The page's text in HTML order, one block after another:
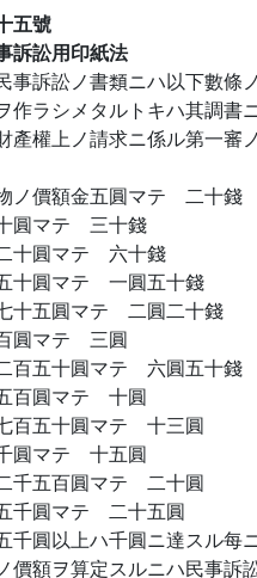
五號
訴訟用印紙法
事訴訟ノ書類ニハ以下數條
作ラシメタルトキハ其調書
產權上ノ請求ニ係ル第一審
ノ價額金五圓マテ 二十錢
圓マテ 三十錢
十圓マテ 六十錢
十圓マテ 一圓五十錢
五圓マテ 二圓二十錢
圓マテ 三圓
五十圓マテ 六圓五十錢
百圓マテ 十圓
五十圓マテ 十三圓
圓マテ 十五圓
五百圓マテ 二十圓
千圓マテ 二十五圓
圓以上ハ千圓ニ達スル每
價額ヲ算定スルニハ民事訴